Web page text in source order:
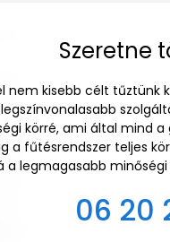
Szeretne
nem kisebb célt tűztünk
körré, ami által mind a
a fűtésrendszer teljes
a legmagasabb
06 20